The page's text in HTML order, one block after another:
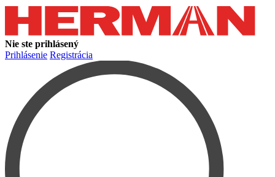
Nie ste prihlásený
Prihlásenie Registrácia